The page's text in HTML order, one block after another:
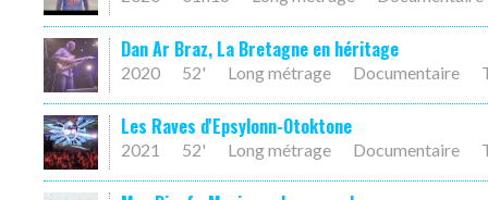
Dan Ar Braz, La Bretagne en héritage
2020 52' Long métrage Documentaire
Les Raves d'Epsylonn-Otoktone
2021 52' Long métrage Documentaire